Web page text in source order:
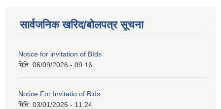
सार्वजनिक खरिद/बोलपत्र सूचना
Notice for invitation of BIds
मिति: 06/09/2026 - 09:16
Notice For Invitatio of Bids
मिति: 03/01/2026 - 11:24